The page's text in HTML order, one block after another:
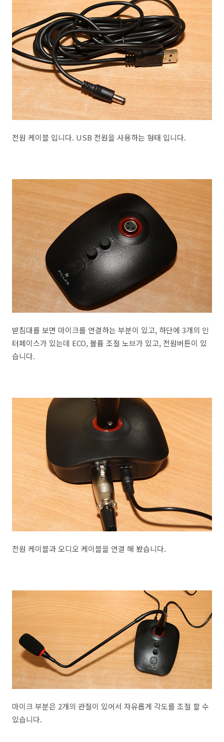
전원 케이블 입니다. USB 전원을 사용하는 형태 입니다.
받침대를 보면 마이크를 연결하는 부분이 있고, 하단에 3개의 인
터페이스가 있는데 ECO, 볼륨 조절 노브가 있고, 전원버튼이 있
습니다.
전원 케이블과 오디오 케이블을 연결 해 봤습니다.
마이크 부분은 2개의 관절이 있어서 자유롭게 각도를 조절 할 수
있습니다.